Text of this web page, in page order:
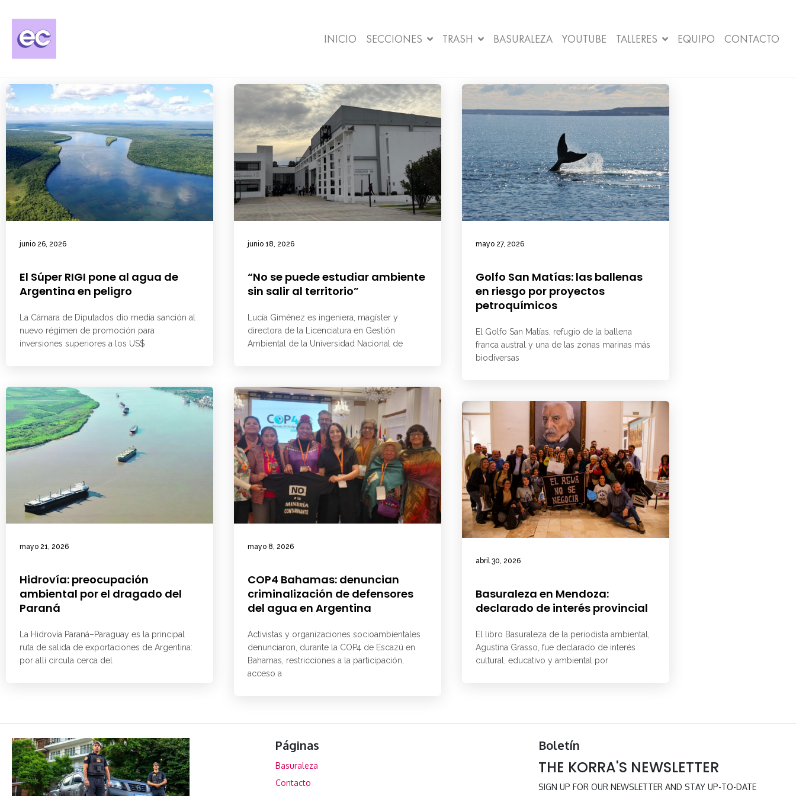
INICIO SECCIONES TRASH BASURALEZA YOUTUBE TALLERES EQUIPO CONTACTO
junio 26, 2026
El Súper RIGI pone al agua de
Argentina en peligro
La Cámara de Diputados dio media sanción al
nuevo régimen de promoción para
inversiones superiores a los US$
junio 18, 2026
“No se puede estudiar ambiente
sin salir al territorio”
Lucía Giménez es ingeniera, magíster y
directora de la Licenciatura en Gestión
Ambiental de la Universidad Nacional de
mayo 27, 2026
Golfo San Matías: las ballenas
en riesgo por proyectos
petroquímicos
El Golfo San Matías, refugio de la ballena
franca austral y una de las zonas marinas más
biodiversas
mayo 21, 2026
Hidrovía: preocupación
ambiental por el dragado del
Paraná
La Hidrovía Paraná–Paraguay es la principal
ruta de salida de exportaciones de Argentina:
por allí circula cerca del
mayo 8, 2026
COP4 Bahamas: denuncian
criminalización de defensores
del agua en Argentina
Activistas y organizaciones socioambientales
denunciaron, durante la COP4 de Escazú en
Bahamas, restricciones a la participación,
acceso a
abril 30, 2026
Basuraleza en Mendoza:
declarado de interés provincial
El libro Basuraleza de la periodista ambiental,
Agustina Grasso, fue declarado de interés
cultural, educativo y ambiental por
Páginas
Basuraleza
Contacto
Boletín
THE KORRA'S NEWSLETTER
SIGN UP FOR OUR NEWSLETTER AND STAY UP-TO-DATE